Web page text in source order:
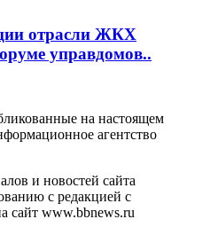
отрасли ЖКХ
управдомов..
на настоящем
агентство
и новостей сайта
с редакцией с
сайт www.bbnews.ru